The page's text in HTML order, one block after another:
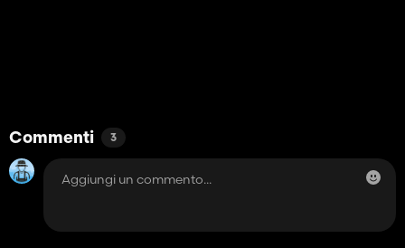
Commenti 3